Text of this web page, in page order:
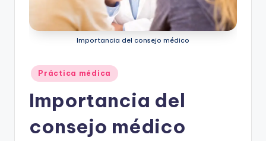
Importancia del consejo médico
Publicado
en
Práctica médica
Importancia del
consejo médico